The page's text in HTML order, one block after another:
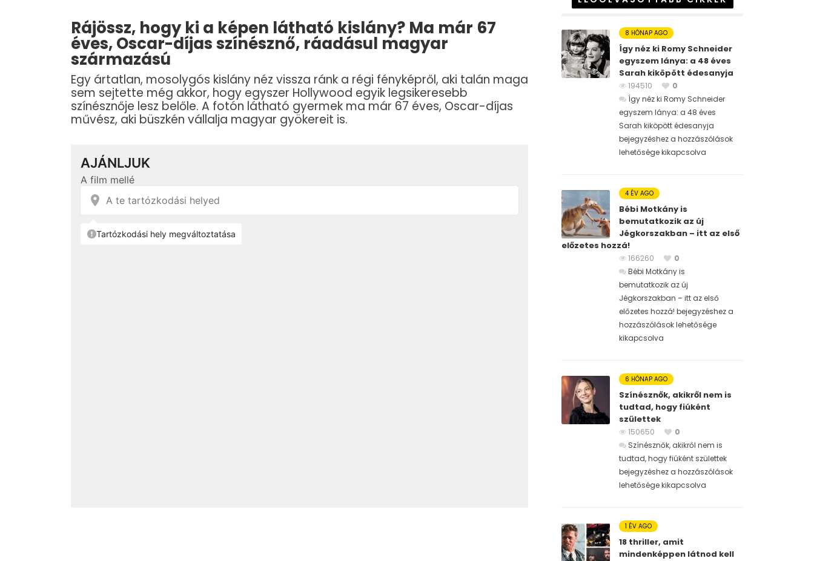
Rájössz, hogy ki a képen látható kislány? Ma már 67
éves, Oscar-díjas színésznő, ráadásul magyar
származású
Egy ártatlan, mosolygós kislány néz vissza ránk a régi fényképről, aki talán maga
sem sejtette még akkor, hogy egyszer Hollywood egyik legsikeresebb
színésznője lesz belőle. A fotón látható gyermek ma már 67 éves, Oscar-díjas
művész, aki büszkén vállalja magyar gyökereit is.
8 HÓNAP AGO
Így néz ki Romy Schneider
egyszem lánya: a 48 éves
Sarah kiköpött édesanyja
194510
0
Így néz ki Romy Schneider
egyszem lánya: a 48 éves
Sarah kiköpött édesanyja
bejegyzéshez a hozzászólások
lehetősége kikapcsolva
4 ÉV AGO
Bébi Motkány is
bemutatkozik az új
Jégkorszakban – itt az első
előzetes hozzá!
166260
0
Bébi Motkány is
bemutatkozik az új
Jégkorszakban – itt az első
előzetes hozzá! bejegyzéshez a
hozzászólások lehetősége
kikapcsolva
6 HÓNAP AGO
Színésznők, akikről nem is
tudtad, hogy fiúként
születtek
150650
0
Színésznők, akikről nem is
tudtad, hogy fiúként születtek
bejegyzéshez a hozzászólások
lehetősége kikapcsolva
1 ÉV AGO
18 thriller, amit
mindenképpen látnod kell